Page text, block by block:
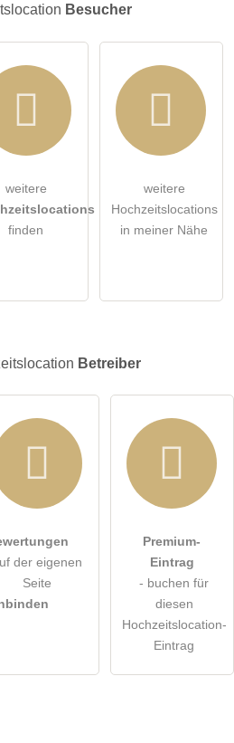
habe ich zur Kenntnis genommen.
öffentliche Fragen sindfür alle
zu stellen.
Besucher
weitere
finden
weitere
Hochzeitslocations
in meiner Nähe
Betreiber
der eigenen
Seite
Premium-
Eintrag
- buchen für
diesen
Hochzeitslocation-
Eintrag